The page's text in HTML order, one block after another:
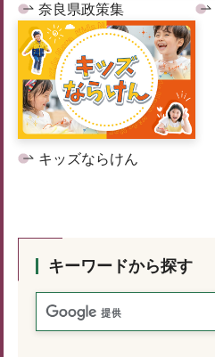
奈良県政策集
キッズならけん
キーワードから探す